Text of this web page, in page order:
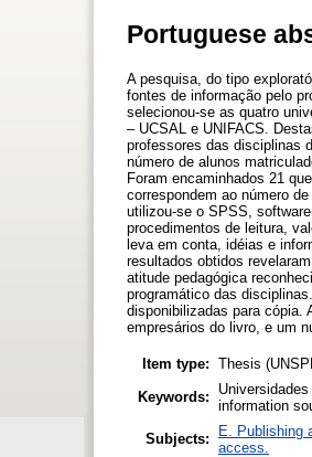
Portuguese
A pesquisa, do tipo
fontes de informação pelo
selecionou-se as quatro
– UCSAL e UNIFACS.
professores das disciplinas
número de alunos
Foram encaminhados 21
correspondem ao número
utilizou-se o SPSS,
procedimentos de leitura,
leva em conta, idéias e
resultados obtidos
atitude pedagógica
programático das
disponibilizadas para cópia.
empresários do livro, e um
Item type: Thesis
Keywords:
information
Subjects:
E. Publishing
access.